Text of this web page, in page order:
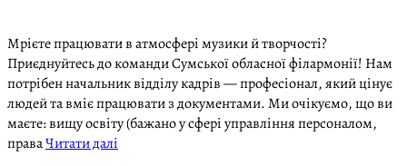
Мрієте працювати в атмосфері музики й творчості?
Приєднуйтесь до команди Сумської обласної філармонії! Нам
потрібен начальник відділу кадрів — професіонал, який цінує
людей та вміє працювати з документами. Ми очікуємо, що ви
маєте: вищу освіту (бажано у сфері управління персоналом,
праваЧитати далі